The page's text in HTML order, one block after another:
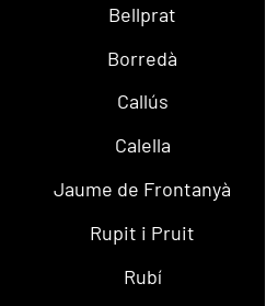
Bellprat
Borredà
Callús
Calella
Jaume de Frontanyà
Rupit i Pruit
Rubí